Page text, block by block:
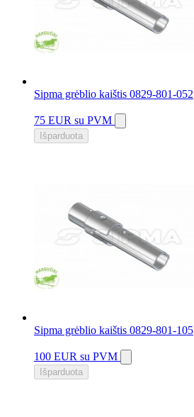
Sipma grėblio kaištis 0829-801-052
75 EUR su PVM
Išparduota
Sipma grėblio kaištis 0829-801-105
100 EUR su PVM
Išparduota